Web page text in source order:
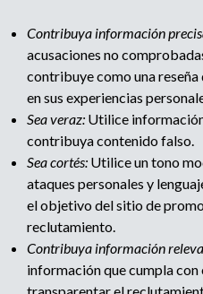
Contribuya información
acusaciones no
contribuye como una
en sus experiencias
Sea veraz: Utilice
contribuya contenido falso.
Sea cortés: Utilice un tono
ataques personales y
el objetivo del sitio de
reclutamiento.
Contribuya información
información que cumpla